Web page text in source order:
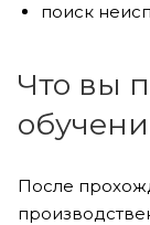
поиск
Что вы
После